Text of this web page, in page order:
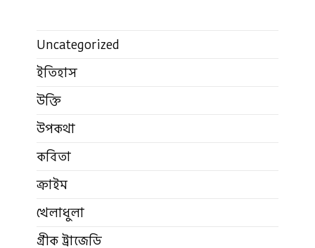
Uncategorized
ইতিহাস
উক্তি
উপকথা
কবিতা
ক্রাইম
খেলাধুলা
গ্রীক ট্রাজেডি